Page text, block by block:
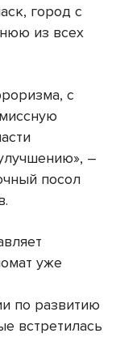
город с
из всех
с
–
посол
уже
по развитию
встретилась